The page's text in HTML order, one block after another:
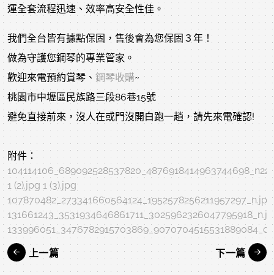
運全套流程迅速、效率高安全性佳。
我們全台皆有據點保固，售後會為您保固３年！
做為守護您鋼琴的專業管家。
歡迎來電預約賞琴、 鋼琴收購~
桃園市中壢區民族路三段86巷15號
避免直接前來，沒人在或門沒開白跑一趟，請先來電確認!
附件：
1 (2).jpg 1 (3).jpg
107870482_273341660564124_1952578256211957297_n.jpg
上一篇 下一篇